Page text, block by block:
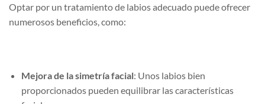
Optar por un tratamiento de labios adecuado puede ofrecer
numerosos beneficios, como:
Mejora de la simetría facial: Unos labios bien
proporcionados pueden equilibrar las características